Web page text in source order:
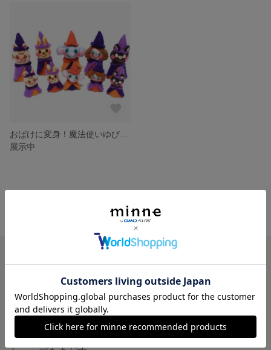
展示中
指人形、はじめました の作品一覧
minneを知る
minneについて
minneで買いたい
作品をさがす